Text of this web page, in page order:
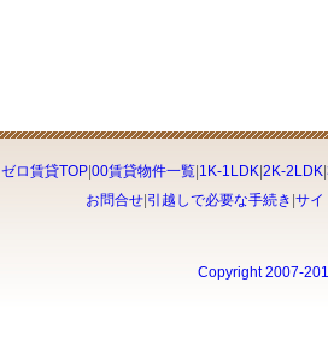
ゼロ賃貸TOP| 00賃貸物件一覧| 1K-1LDK| 2K-2LDK|
お問合せ 引越しで必要な手続き サイ
Copyright 2007-